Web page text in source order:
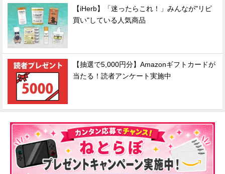
【iHerb】「迷ったらこれ！」みんなが"リピ
買い"している人気商品
【抽選で5,000円分】Amazonギフトカードが
当たる！読者アンケート実施中